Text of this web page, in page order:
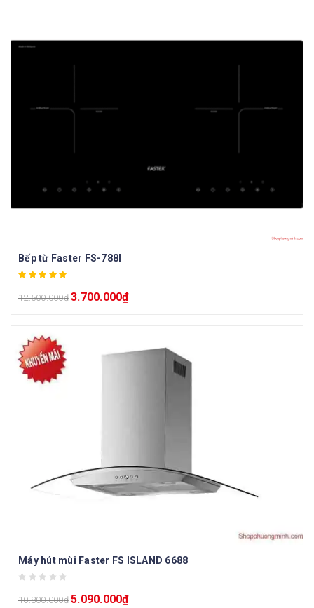
Bếp từ Faster FS-788I
12.500.000₫ 3.700.000₫
Máy hút mùi Faster FS ISLAND 6688
10.800.000₫ 5.090.000₫